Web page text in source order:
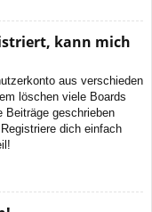
kann mich
aus verschieden
löschen viele Boards
Beiträge geschrieben
dich einfach